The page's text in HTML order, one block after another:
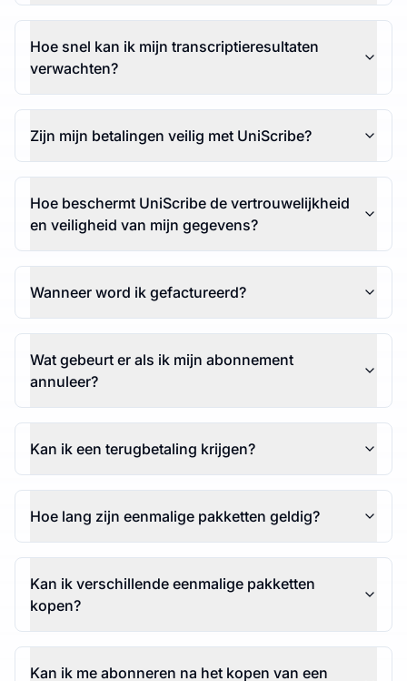
Hoe snel kan ik mijn transcriptieresultaten
verwachten?
Zijn mijn betalingen veilig met UniScribe?
Hoe beschermt UniScribe de vertrouwelijkheid
en veiligheid van mijn gegevens?
Wanneer word ik gefactureerd?
Wat gebeurt er als ik mijn abonnement
annuleer?
Kan ik een terugbetaling krijgen?
Hoe lang zijn eenmalige pakketten geldig?
Kan ik verschillende eenmalige pakketten
kopen?
Kan ik me abonneren na het kopen van een